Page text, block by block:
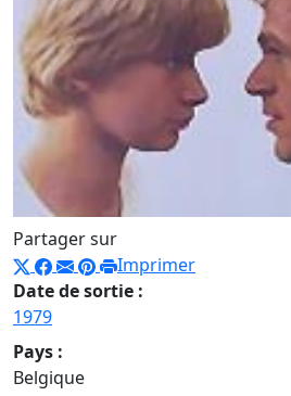
Partager sur
Imprimer
Date de sortie :
1979
Pays :
Belgique